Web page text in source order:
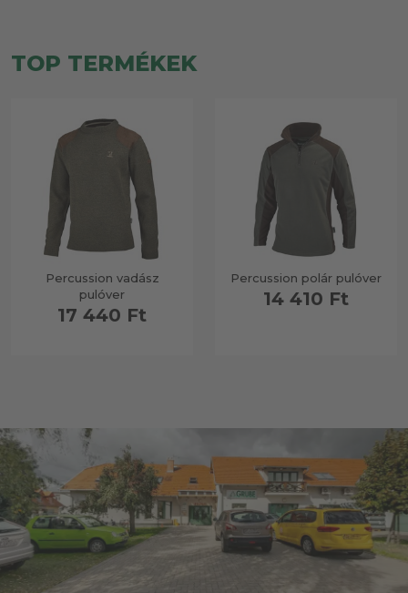
TOP TERMÉKEK
Percussion vadász
pulóver
17 440 Ft
Percussion polár pulóver
14 410 Ft